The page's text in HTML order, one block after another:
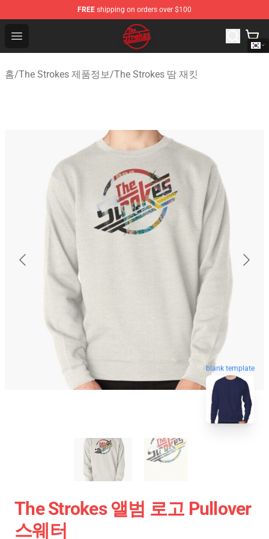
FREE shipping on orders over $100
Open menu
The Strokes Shop - Official The Strokes Merchandise
홈/The Strokes 제품정보/The Strokes 땀 재킷
blank template
The Strokes 앨범 로고 Pullover
스웨터